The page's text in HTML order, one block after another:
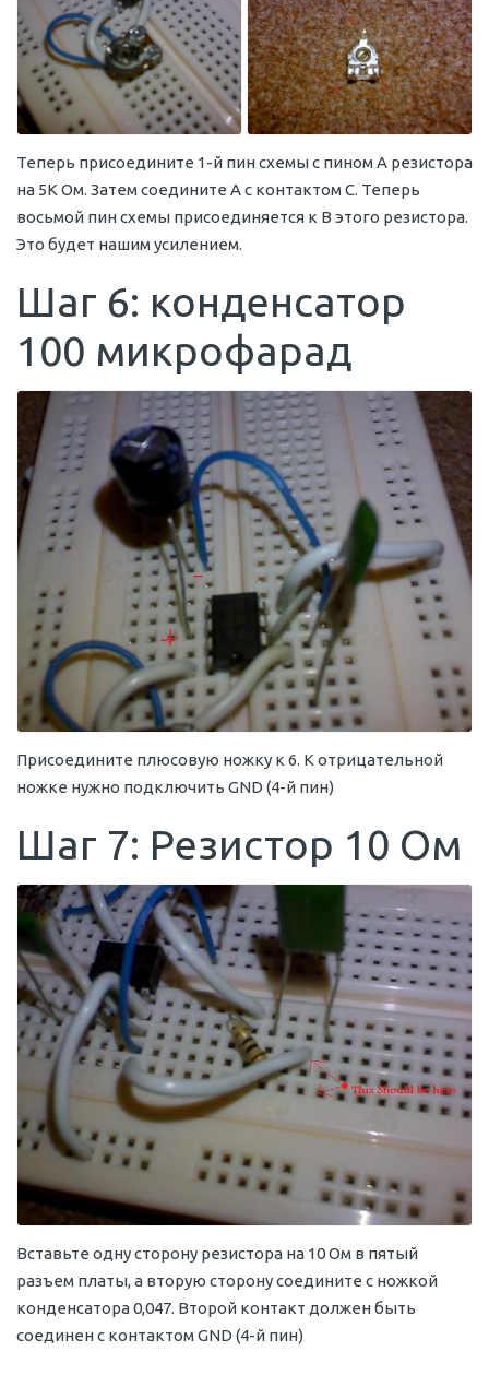
Теперь присоедините 1-й пин схемы с пином A резистора
на 5К Ом. Затем соедините А с контактом С. Теперь
восьмой пин схемы присоединяется к B этого резистора.
Это будет нашим усилением.
Шаг 6: конденсатор
100 микрофарад
Присоедините плюсовую ножку к 6. К отрицательной
ножке нужно подключить GND (4-й пин)
Шаг 7: Резистор 10 Ом
Вставьте одну сторону резистора на 10 Ом в пятый
разъем платы, а вторую сторону соедините с ножкой
конденсатора 0,047. Второй контакт должен быть
соединен с контактом GND (4-й пин)